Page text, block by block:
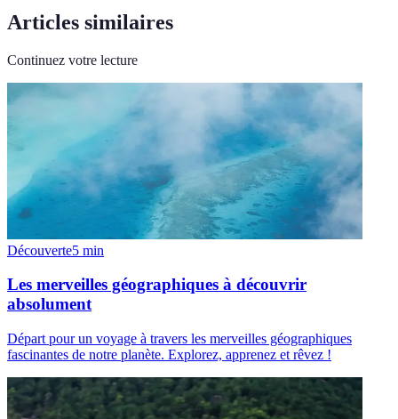
Articles similaires
Continuez votre lecture
Découverte5 min
Les merveilles géographiques à découvrir
absolument
Départ pour un voyage à travers les merveilles géographiques
fascinantes de notre planète. Explorez, apprenez et rêvez !